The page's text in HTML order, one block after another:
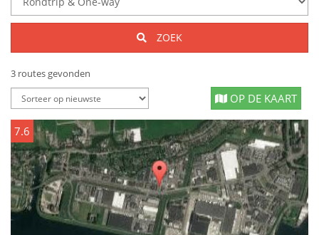
ZOEK
3 routes gevonden
OP DE KAART
7.6